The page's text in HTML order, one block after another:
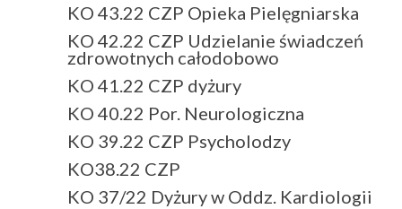
KO 43.22 CZP Opieka Pielęgniarska
KO 42.22 CZP Udzielanie świadczeń
zdrowotnych całodobowo
KO 41.22 CZP dyżury
KO 40.22 Por. Neurologiczna
KO 39.22 CZP Psycholodzy
KO38.22 CZP
KO 37/22 Dyżury w Oddz. Kardiologii